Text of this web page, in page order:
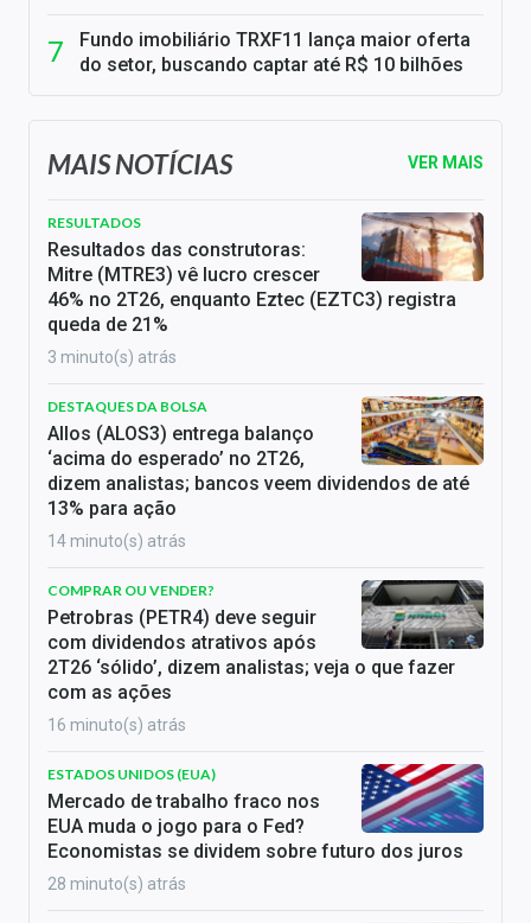
Fundo imobiliário TRXF11 lança maior oferta
do setor, buscando captar até R$ 10 bilhões
MAIS NOTÍCIAS VER MAIS
RESULTADOS
Resultados das construtoras:
Mitre (MTRE3) vê lucro crescer
46% no 2T26, enquanto Eztec (EZTC3) registra
queda de 21%
3 minuto(s) atrás
DESTAQUES DA BOLSA
Allos (ALOS3) entrega balanço
‘acima do esperado’ no 2T26,
dizem analistas; bancos veem dividendos de até
13% para ação
14 minuto(s) atrás
COMPRAR OU VENDER?
Petrobras (PETR4) deve seguir
com dividendos atrativos após
2T26 ‘sólido’, dizem analistas; veja o que fazer
com as ações
16 minuto(s) atrás
ESTADOS UNIDOS (EUA)
Mercado de trabalho fraco nos
EUA muda o jogo para o Fed?
Economistas se dividem sobre futuro dos juros
28 minuto(s) atrás